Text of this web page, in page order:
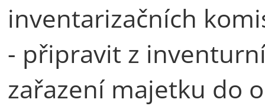
inventarizačních
- připravit z
zařazení majetku do